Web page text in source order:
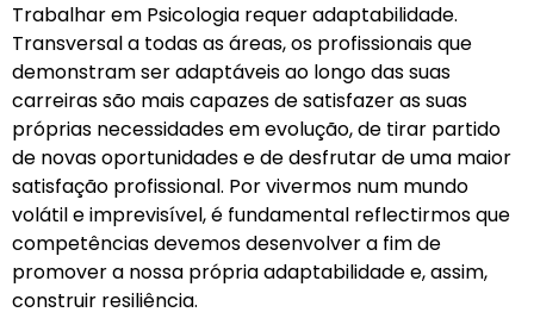
Trabalhar em Psicologia requer adaptabilidade.
Transversal a todas as áreas, os profissionais que
demonstram ser adaptáveis ao longo das suas
carreiras são mais capazes de satisfazer as suas
próprias necessidades em evolução, de tirar partido
de novas oportunidades e de desfrutar de uma maior
satisfação profissional. Por vivermos num mundo
volátil e imprevisível, é fundamental reflectirmos que
competências devemos desenvolver a fim de
promover a nossa própria adaptabilidade e, assim,
construir resiliência.